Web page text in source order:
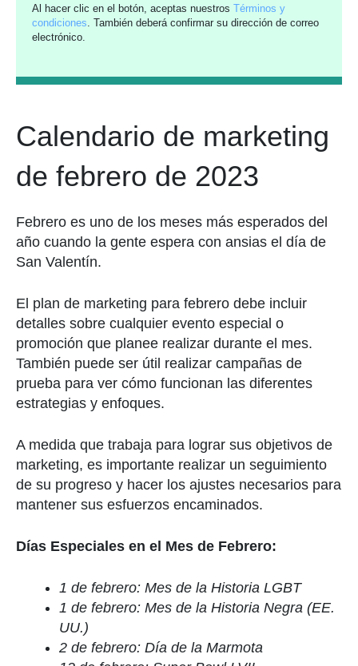
Al hacer clic en el botón, aceptas nuestrosTérminos y
condiciones . También deberá confirmar su dirección de correo
electrónico.
Calendario de marketing
de febrero de 2023
Febrero es uno de los meses más esperados del
año cuando la gente espera con ansias el día de
San Valentín.
El plan de marketing para febrero debe incluir
detalles sobre cualquier evento especial o
promoción que planee realizar durante el mes.
También puede ser útil realizar campañas de
prueba para ver cómo funcionan las diferentes
estrategias y enfoques.
A medida que trabaja para lograr sus objetivos de
marketing, es importante realizar un seguimiento
de su progreso y hacer los ajustes necesarios para
mantener sus esfuerzos encaminados.
Días Especiales en el Mes de Febrero:
1 de febrero: Mes de la Historia LGBT
1 de febrero: Mes de la Historia Negra (EE.
UU.)
2 de febrero: Día de la Marmota